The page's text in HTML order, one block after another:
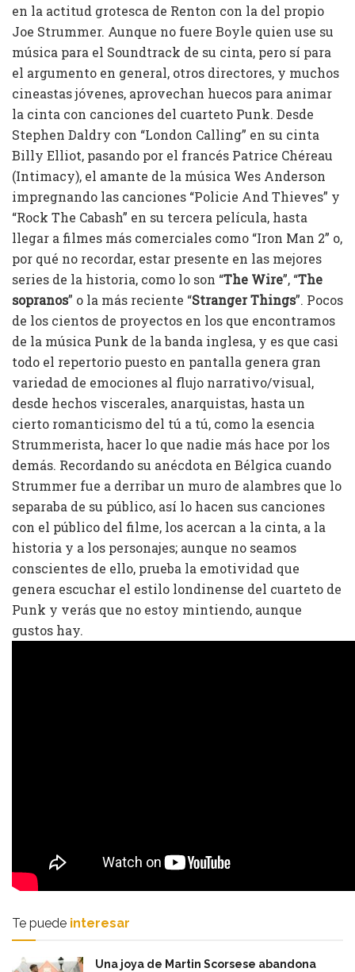
en la actitud grotesca de Renton con la del propio
Joe Strummer. Aunque no fuere Boyle quien use su
música para el Soundtrack de su cinta, pero sí para
el argumento en general, otros directores, y muchos
cineastas jóvenes, aprovechan huecos para animar
la cinta con canciones del cuarteto Punk. Desde
Stephen Daldry con “London Calling” en su cinta
Billy Elliot, pasando por el francés Patrice Chéreau
(Intimacy), el amante de la música Wes Anderson
impregnando las canciones “Policie And Thieves” y
“Rock The Cabash” en su tercera película, hasta
llegar a filmes más comerciales como “Iron Man 2” o,
por qué no recordar, estar presente en las mejores
series de la historia, como lo son “The Wire”, “The
sopranos” o la más reciente “Stranger Things”. Pocos
de los cientos de proyectos en los que encontramos
de la música Punk de la banda inglesa, y es que casi
todo el repertorio puesto en pantalla genera gran
variedad de emociones al flujo narrativo/visual,
desde hechos viscerales, anarquistas, hasta un
cierto romanticismo del tú a tú, como la esencia
Strummerista, hacer lo que nadie más hace por los
demás. Recordando su anécdota en Bélgica cuando
Strummer fue a derribar un muro de alambres que lo
separaba de su público, así lo hacen sus canciones
con el público del filme, los acercan a la cinta, a la
historia y a los personajes; aunque no seamos
conscientes de ello, prueba la emotividad que
genera escuchar el estilo londinense del cuarteto de
Punk y verás que no estoy mintiendo, aunque
gustos hay.
Te puede interesar
Una joya de Martin Scorsese abandona